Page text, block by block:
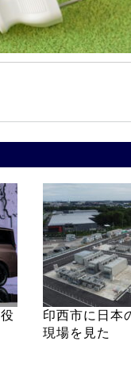
印西市に日本
現場を見た